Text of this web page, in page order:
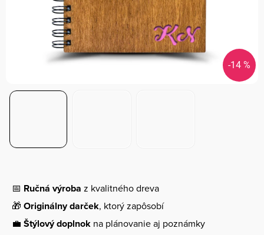
-14 %
📅 Ručná výroba z kvalitného dreva
🎁 Originálny darček, ktorý zapôsobí
💼 Štýlový doplnok na plánovanie aj poznámky